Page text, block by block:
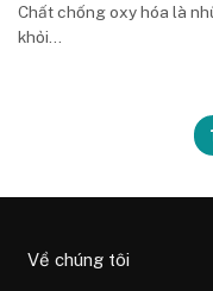
Chất chống oxy hóa là
khỏi...
Về chúng tôi